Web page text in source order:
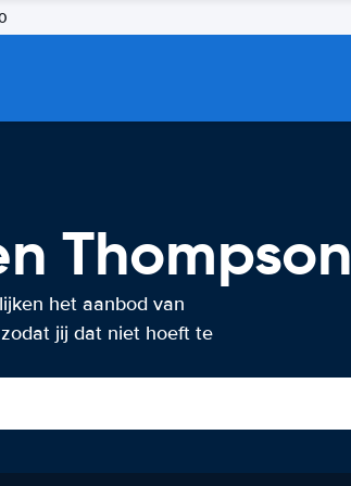
Thompson
het aanbod van
jij dat niet hoeft te